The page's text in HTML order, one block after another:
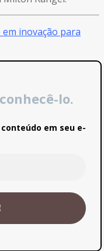
inovação para
lo.
em seu e-